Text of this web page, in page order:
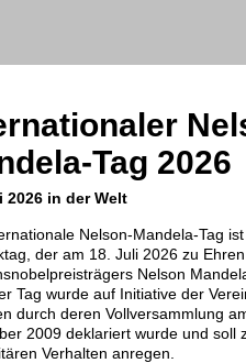
Tag 2026
2026 in der Welt
Nelson-Mandela-Tag ist
der am 18. Juli 2026 zu
Nelson
Tag wurde auf Initiative der
durch deren Vollversammlung
2009 deklariert wurde und soll
Verhalten anregen.